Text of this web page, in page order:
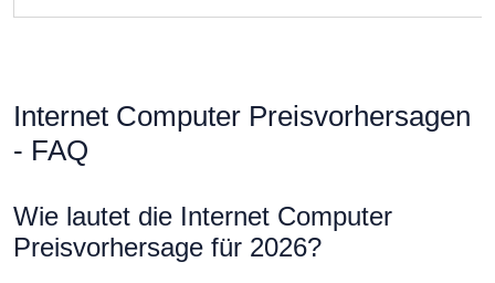
Internet Computer Preisvorhersagen
- FAQ
Wie lautet die Internet Computer
Preisvorhersage für 2026?